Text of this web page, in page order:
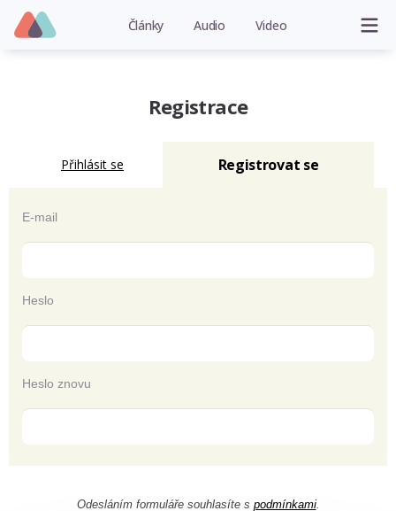
Články Audio Video
Registrace
Přihlásit se Registrovat se
E-mail
Heslo
Heslo znovu
Odesláním formuláře souhlasíte s podmínkami.